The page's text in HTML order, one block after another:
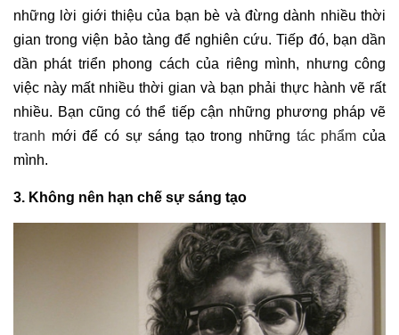
những lời giới thiệu của bạn bè và đừng dành nhiều thời
gian trong viện bảo tàng để nghiên cứu. Tiếp đó, bạn dần
dần phát triển phong cách của riêng mình, nhưng công
việc này mất nhiều thời gian và bạn phải thực hành vẽ rất
nhiều. Bạn cũng có thể tiếp cận những phương pháp vẽ
tranh mới để có sự sáng tạo trong những tác phẩm của
mình.
3. Không nên hạn chế sự sáng tạo